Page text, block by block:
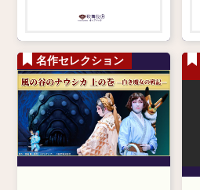
名作セレクション